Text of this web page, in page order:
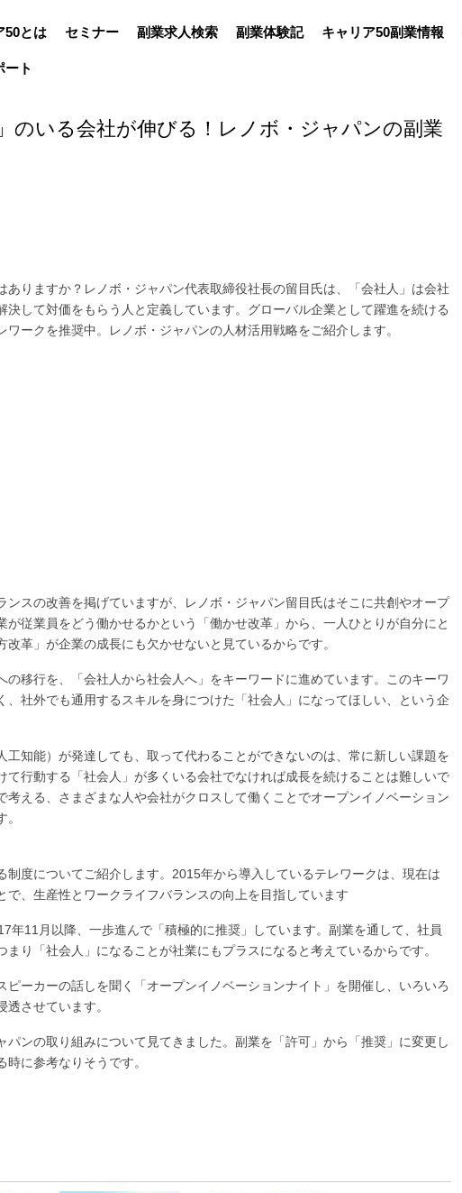
50とは セミナー 副業求人検索 副業体験記 キャリア50副業情報
ート
のいる会社が伸びる！レノボ・ジャパンの副業
ありますか？レノボ・ジャパン代表取締役社長の留目氏は、「会社人」は会社
して対価をもらう人と定義しています。グローバル企業として躍進を続ける
ークを推奨中。レノボ・ジャパンの人材活用戦略をご紹介します。
スの改善を掲げていますが、レノボ・ジャパン留目氏はそこに共創やオープ
従業員をどう働かせるかという「働かせ改革」から、一人ひとりが自分にと
革」が企業の成長にも欠かせないと見ているからです。
移行を、「会社人から社会人へ」をキーワードに進めています。このキーワ
社外でも通用するスキルを身につけた「社会人」になってほしい、という企
知能）が発達しても、取って代わることができないのは、常に新しい課題を
行動する「社会人」が多くいる会社でなければ成長を続けることは難しいで
える、さまざまな人や会社がクロスして働くことでオープンイノベーション
度についてご紹介します。2015年から導入しているテレワークは、現在は
で、生産性とワークライフバランスの向上を目指しています
年11月以降、一歩進んで「積極的に推奨」しています。副業を通して、社員
り「社会人」になることが社業にもプラスになると考えているからです。
ーカーの話しを聞く「オープンイノベーションナイト」を開催し、いろいろ
させています。
ンの取り組みについて見てきました。副業を「許可」から「推奨」に変更し
に参考なりそうです。